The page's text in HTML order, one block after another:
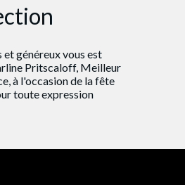
généreux vous est
Pritscaloff, Meilleur
à l'occasion de la fête
toute expression